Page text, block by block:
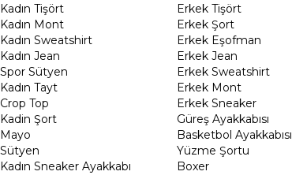
Kadın Tişört
Kadın Mont
Kadın Sweatshirt
Kadın Jean
Spor Sütyen
Kadın Tayt
Crop Top
Kadin Şort
Mayo
Sütyen
Kadın Sneaker Ayakkabı
Erkek Tişört
Erkek Şort
Erkek Eşofman
Erkek Jean
Erkek Sweatshirt
Erkek Mont
Erkek Sneaker
Güreş Ayakkabısı
Basketbol Ayakkabısı
Yüzme Şortu
Boxer